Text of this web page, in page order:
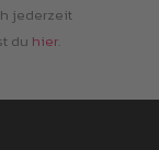
jederzeit
du hier.